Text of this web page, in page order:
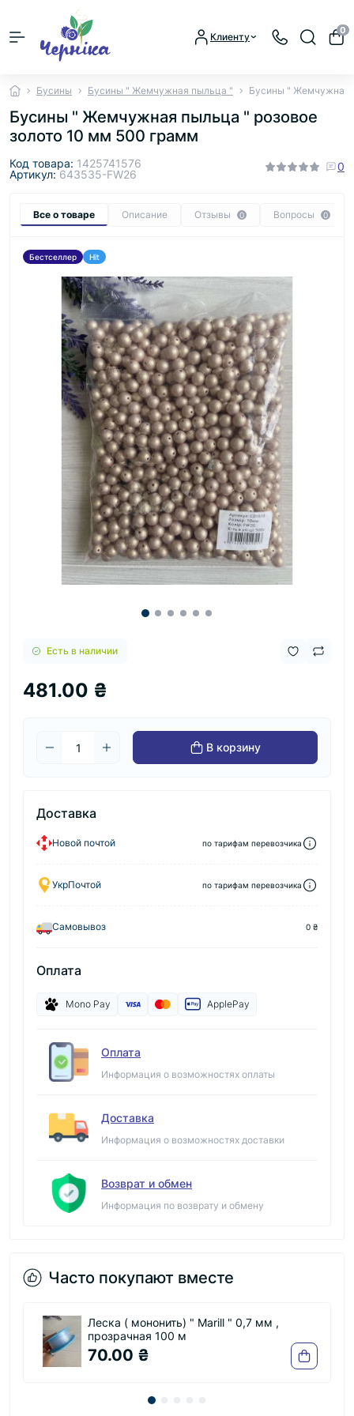
Клиенту
0
Бусины Бусины " Жемчужная пыльца " Бусины " Жемчужная
Бусины " Жемчужная пыльца " розовое
золото 10 мм 500 грамм
Код товара: 1425741576
Артикул:643535-FW26
0
Все о товаре Описание Отзывы 0 Вопросы 0
Бестселлер Hit
Есть в наличии
481.00 ₴
В корзину
Доставка
Новой почтой по тарифам перевозчика
УкрПочтой по тарифам перевозчика
Самовывоз 0 ₴
Оплата
Mono Pay ApplePay
Оплата
Информация о возможностях оплаты
Доставка
Информация о возможностях доставки
Возврат и обмен
Информация по возврату и обмену
Часто покупают вместе
Леска ( мононить) " Marill " 0,7 мм ,
прозрачная 100 м
70.00 ₴